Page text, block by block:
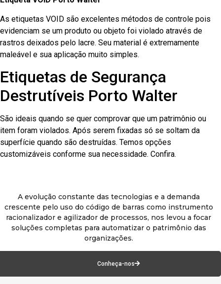
As etiquetas VOID são excelentes métodos de controle pois
evidenciam se um produto ou objeto foi violado através de
rastros deixados pelo lacre. Seu material é extremamente
maleável e sua aplicação muito simples.
Etiquetas de Segurança
Destrutíveis Porto Walter
São ideais quando se quer comprovar que um patrimônio ou
item foram violados. Após serem fixadas só se soltam da
superfície quando são destruídas. Temos opções
customizáveis conforme sua necessidade. Confira.
A evolução constante das tecnologias e a demanda
crescente pelo uso do código de barras como instrumento
racionalizador e agilizador de processos, nos levou a focar
soluções completas para automatizar o patrimônio das
organizações.
Conheça-nos